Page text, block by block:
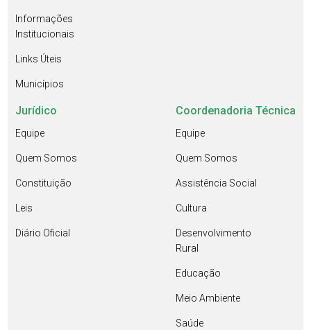
Informações
Institucionais
Links Úteis
Municípios
Jurídico
Equipe
Quem Somos
Constituição
Leis
Diário Oficial
Coordenadoria Técnica
Equipe
Quem Somos
Assistência Social
Cultura
Desenvolvimento
Rural
Educação
Meio Ambiente
Saúde